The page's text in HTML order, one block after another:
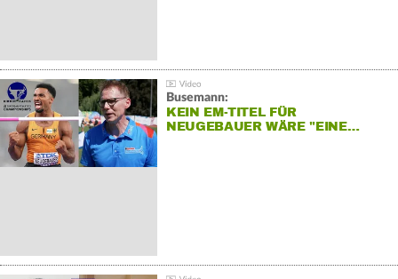
Busemann:
KEIN EM-TITEL FÜR
NEUGEBAUER WÄRE "EINE…